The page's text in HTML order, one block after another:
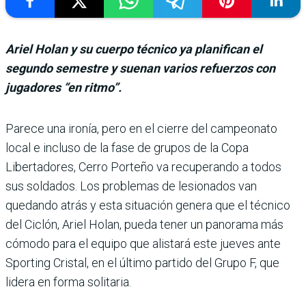
Ariel Holan y su cuerpo técnico ya planifican el
segundo semestre y suenan varios refuerzos con
jugadores “en ritmo”.
Parece una ironía, pero en el cierre del campeonato
local e incluso de la fase de gru­pos de la Copa
Libertadores, Cerro Porteño va recupe­rando a todos
sus soldados. Los problemas de lesionados van
quedando atrás y esta situación genera que el téc­nico
del Ciclón, Ariel Holan, pueda tener un panorama más
cómodo para el equipo que alistará este jueves ante
Sporting Cristal, en el último partido del Grupo F, que
lidera en forma solitaria.